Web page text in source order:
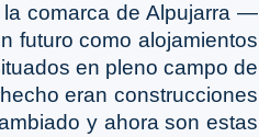
comarca de Alpujarra ―
futuro como alojamientos
en pleno campo de
eran construcciones
y ahora son estas